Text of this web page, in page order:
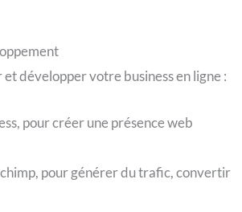
développer votre business en ligne :
pour créer une présence web
pour générer du trafic, convertir